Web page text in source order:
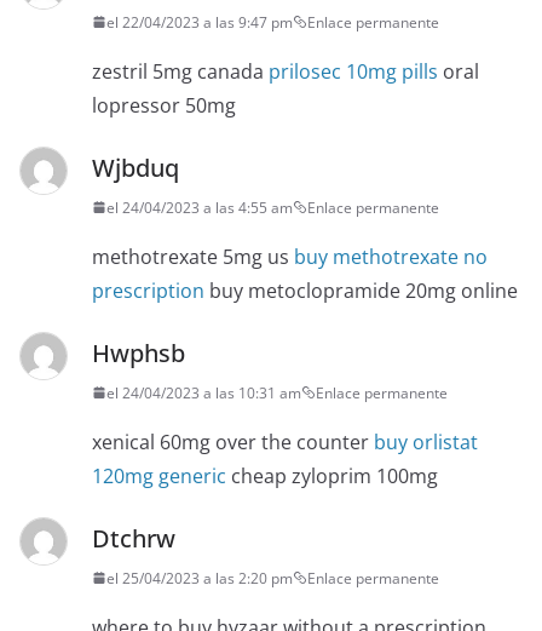
el 22/04/2023 a las 9:47 pm Enlace permanente
zestril 5mg canada prilosec 10mg pills oral
lopressor 50mg
Wjbduq
el 24/04/2023 a las 4:55 am Enlace permanente
methotrexate 5mg us buy methotrexate no
prescription buy metoclopramide 20mg online
Hwphsb
el 24/04/2023 a las 10:31 am Enlace permanente
xenical 60mg over the counter buy orlistat
120mg generic cheap zyloprim 100mg
Dtchrw
el 25/04/2023 a las 2:20 pm Enlace permanente